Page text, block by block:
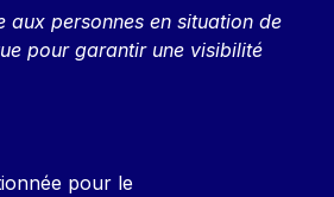
aux personnes en situation de
pour garantir une visibilité
pour le